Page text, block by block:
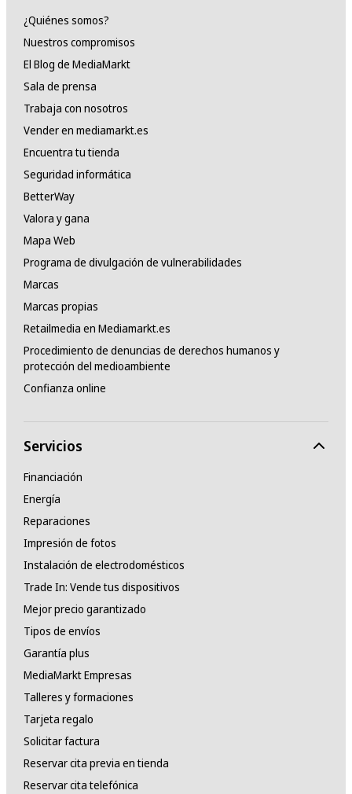
¿Quiénes somos?
Nuestros compromisos
El Blog de MediaMarkt
Sala de prensa
Trabaja con nosotros
Vender en mediamarkt.es
Encuentra tu tienda
Seguridad informática
BetterWay
Valora y gana
Mapa Web
Programa de divulgación de vulnerabilidades
Marcas
Marcas propias
Retailmedia en Mediamarkt.es
Procedimiento de denuncias de derechos humanos y
protección del medioambiente
Confianza online
Servicios
Financiación
Energía
Reparaciones
Impresión de fotos
Instalación de electrodomésticos
Trade In: Vende tus dispositivos
Mejor precio garantizado
Tipos de envíos
Garantía plus
MediaMarkt Empresas
Talleres y formaciones
Tarjeta regalo
Solicitar factura
Reservar cita previa en tienda
Reservar cita telefónica